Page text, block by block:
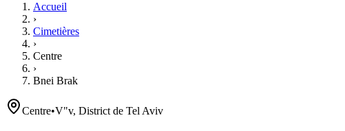
Accueil
›
Cimetières
›
Centre
›
Bnei Brak
Centre•V"v, District de Tel Aviv